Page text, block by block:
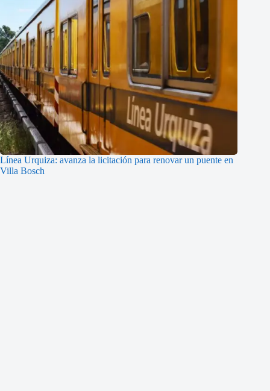
Línea Urquiza: avanza la licitación para renovar un puente en
Villa Bosch